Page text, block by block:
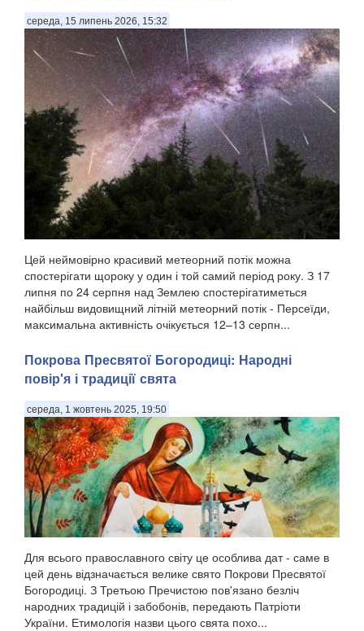
середа, 15 липень 2026, 15:32
Цей неймовірно красивий метеорний потік можна
спостерігати щороку у один і той самий період року. З 17
липня по 24 серпня над Землею спостерігатиметься
найбільш видовищний літній метеорний потік - Персеїди,
максимальна активність очікується 12–13 серпн...
Покрова Пресвятої Богородиці: Народні
повір'я і традиції свята
середа, 1 жовтень 2025, 19:50
Для всього православного світу це особлива дат - саме в
цей день відзначається велике свято Покрови Пресвятої
Богородиці. З Третьою Пречистою пов'язано безліч
народних традицій і забобонів, передають Патріоти
України. Етимологія назви цього свята похо...